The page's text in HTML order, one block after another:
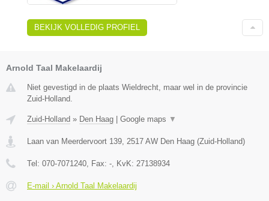
BEKIJK VOLLEDIG PROFIEL
Arnold Taal Makelaardij
Niet gevestigd in de plaats Wieldrecht, maar wel in de provincie
Zuid-Holland.
Zuid-Holland » Den Haag | Google maps ▼
Laan van Meerdervoort 139 2517 AW Den Haag (Zuid-Holland)
Tel: 070-7071240 , Fax: - , KvK: 27138934
E-mail › Arnold Taal Makelaardij